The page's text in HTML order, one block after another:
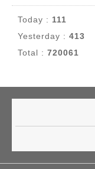
Today : 111
Yesterday : 413
Total : 720061